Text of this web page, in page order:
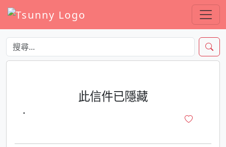
此信件已隱藏
·